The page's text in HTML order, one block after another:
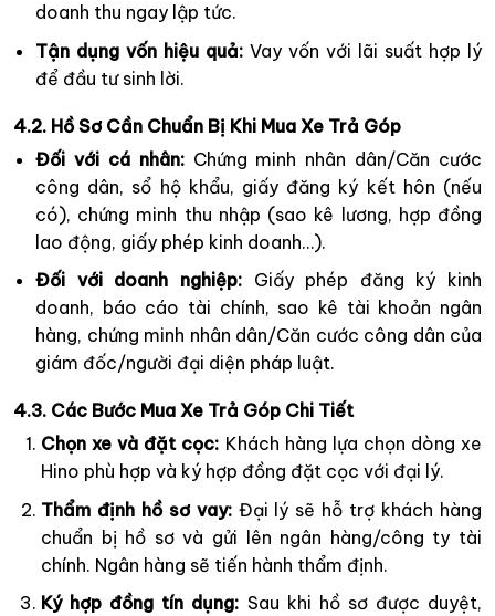
doanh thu ngay lập tức.
Tận dụng vốn hiệu quả: Vay vốn với lãi suất hợp lý
để đầu tư sinh lời.
4.2. Hồ Sơ Cần Chuẩn Bị Khi Mua Xe Trả Góp
Đối với cá nhân:Chứng minh nhân dân/Căn cước
công dân, sổ hộ khẩu, giấy đăng ký kết hôn (nếu
có), chứng minh thu nhập (sao kê lương, hợp đồng
lao động, giấy phép kinh doanh…).
Đối với doanh nghiệp:Giấy phép đăng ký kinh
doanh, báo cáo tài chính, sao kê tài khoản ngân
hàng, chứng minh nhân dân/Căn cước công dân của
giám đốc/người đại diện pháp luật.
4.3. Các Bước Mua Xe Trả Góp Chi Tiết
Chọn xe và đặt cọc: Khách hàng lựa chọn dòng xe
Hino phù hợp và ký hợp đồng đặt cọc với đại lý.
Thẩm định hồ sơ vay:Đại lý sẽ hỗ trợ khách hàng
chuẩn bị hồ sơ và gửi lên ngân hàng/công ty tài
chính. Ngân hàng sẽ tiến hành thẩm định.
Ký hợp đồng tín dụng: Sau khi hồ sơ được duyệt,